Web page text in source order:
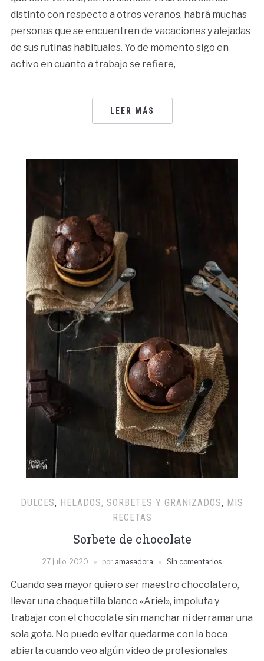
distinto con respecto a otros veranos, habrá muchas
personas que se encuentren de vacaciones y alejadas
de sus rutinas habituales. Yo de momento sigo en
activo en cuanto a trabajo se refiere,
LEER MÁS
DULCES, HELADOS, SORBETES Y GRANIZADOS, MIS
RECETAS
Sorbete de chocolate
27 julio, 2020 por amasadora Sin comentarios
Cuando sea mayor quiero ser maestro chocolatero,
llevar una chaquetilla blanco «Ariel», impoluta y
trabajar con el chocolate sin manchar ni derramar una
sola gota. No puedo evitar quedarme con la boca
abierta cuando veo algún video de profesionales